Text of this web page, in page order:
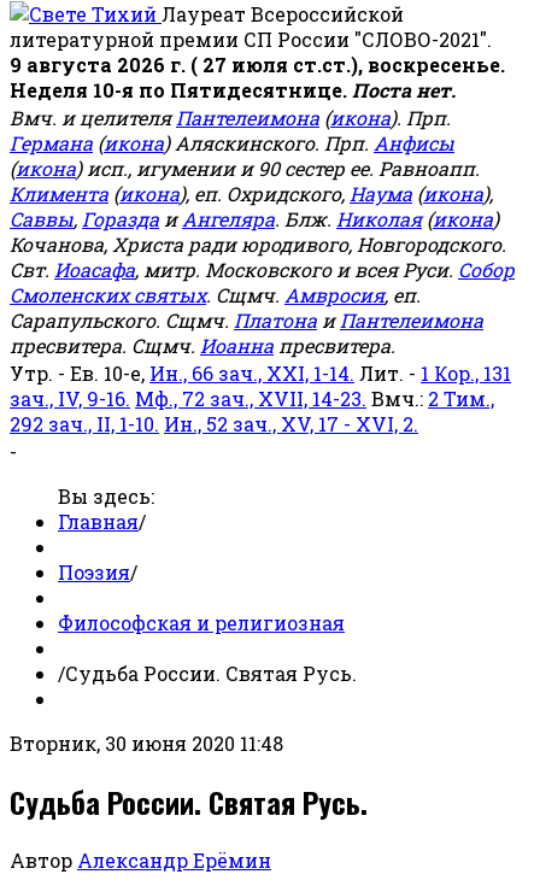
Лауреат Всероссийской
литературной премии СП России "СЛОВО-2021".
9 августа 2026 г. ( 27 июля ст.ст.), воскресенье.
Неделя 10-я по Пятидесятнице. Поста нет.
Вмч. и целителяПантелеимона (икона). Прп.
Германа (икона) Аляскинского. Прп. Анфисы
(икона) исп., игумении и 90 сестер ее. Равноапп.
Климента (икона), еп. Охридского, Наума (икона),
Саввы, Горазда иАнгеляра. Блж. Николая(икона)
Кочанова, Христа ради юродивого, Новгородского.
Свт. Иоасафа, митр. Московского и всея Руси. Собор
Смоленских святых. Сщмч. Амвросия, еп.
Сарапульского. Сщмч. Платона иПантелеимона
пресвитера. Сщмч. Иоанна пресвитера.
Утр. - Ев. 10-е, Ин., 66 зач., XXI, 1-14. Лит. - 1 Кор., 131
зач., IV, 9-16. Мф., 72 зач., XVII, 14-23. Вмч.: 2 Тим.,
292 зач., II, 1-10. Ин., 52 зач., XV, 17 - XVI, 2.
-
Вы здесь:
Главная/
Поэзия/
Философская и религиозная
/Судьба России. Святая Русь.
Вторник, 30 июня 2020 11:48
Судьба России. Святая Русь.
Автор Александр Ерёмин